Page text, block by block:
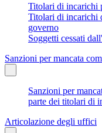
Titolari di incarichi
Titolari di incarichi
governo
Soggetti cessati
Sanzioni per mancata
Sanzioni per
parte dei titolari di
Articolazione degli uffici